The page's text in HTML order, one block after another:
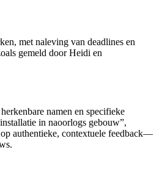
met naleving van deadlines en
gemeld door Heidi en
namen en specifieke
in naoorlogs gebouw”,
authentieke, contextuele feedback—